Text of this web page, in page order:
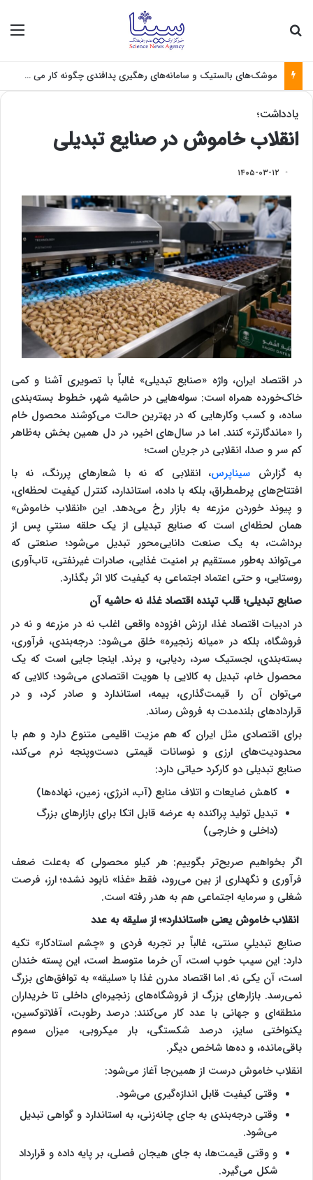
موشک‌های بالستیک و سامانه‌های رهگیری پدافندی چگونه کار می کنند؟
یادداشت؛
انقلاب خاموش در صنایع تبدیلی
۱۴۰۵-۰۳-۱۲
در اقتصاد ایران، واژه «صنایع تبدیلی» غالباً با تصویری آشنا و کمی
خاک‌خورده همراه است: سوله‌هایی در حاشیه شهر، خطوط بسته‌بندی
ساده، و کسب ‌وکارهایی که در بهترین حالت می‌کوشند محصول خام
را «ماندگارتر» کنند. اما در سال‌های اخیر، در دل همین بخش به‌ظاهر
کم ‌سر و صدا، انقلابی در جریان است؛
به گزارش سیناپرس، انقلابی که نه با شعارهای پررنگ، نه با
افتتاح‌های پرطمطراق، بلکه با داده، استاندارد، کنترل کیفیت لحظه‌ای،
و پیوند خوردن مزرعه به بازار رخ می‌دهد. این «انقلاب خاموش»
همان لحظه‌ای است که صنایع تبدیلی از یک حلقه سنتیِ پس از
برداشت، به یک صنعت دانایی‌محور تبدیل می‌شود؛ صنعتی که
می‌تواند به‌طور مستقیم بر امنیت غذایی، صادرات غیرنفتی، تاب‌آوری
روستایی، و حتی اعتماد اجتماعی به کیفیت کالا اثر بگذارد.
صنایع تبدیلی؛ قلب تپنده اقتصاد غذا، نه حاشیه آن
در ادبیات اقتصاد غذا، ارزش افزوده واقعی اغلب نه در مزرعه و نه در
فروشگاه، بلکه در «میانه زنجیره» خلق می‌شود: درجه‌بندی، فرآوری،
بسته‌بندی، لجستیک سرد، ردیابی، و برند. اینجا جایی است که یک
محصول خام، تبدیل به کالایی با هویت اقتصادی می‌شود؛ کالایی که
می‌توان آن را قیمت‌گذاری، بیمه، استاندارد و صادر کرد، و در
قراردادهای بلندمدت به فروش رساند.
برای اقتصادی مثل ایران که هم مزیت اقلیمی متنوع دارد و هم با
محدودیت‌های ارزی و نوسانات قیمتی دست‌وپنجه نرم می‌کند،
صنایع تبدیلی دو کارکرد حیاتی دارد:
کاهش ضایعات و اتلاف منابع (آب، انرژی، زمین، نهاده‌ها)
تبدیل تولید پراکنده به عرضه قابل اتکا برای بازارهای بزرگ
(داخلی و خارجی)
اگر بخواهیم صریح‌تر بگوییم: هر کیلو محصولی که به‌علت ضعف
فرآوری و نگهداری از بین می‌رود، فقط «غذا» نابود نشده؛ ارز، فرصت
شغلی و سرمایه اجتماعی هم به هدر رفته است.
انقلاب خاموش یعنی «استاندارد»؛ از سلیقه به عدد
صنایع تبدیلیِ سنتی، غالباً بر تجربه فردی و «چشم استادکار» تکیه
دارد: این سیب خوب است، آن خرما متوسط است، این پسته خندان
است، آن یکی نه. اما اقتصاد مدرن غذا با «سلیقه» به توافق‌های بزرگ
نمی‌رسد. بازارهای بزرگ از فروشگاه‌های زنجیره‌ای داخلی تا خریداران
منطقه‌ای و جهانی با عدد کار می‌کنند: درصد رطوبت، آفلاتوکسین،
یکنواختی سایز، درصد شکستگی، بار میکروبی، میزان سموم
باقی‌مانده، و ده‌ها شاخص دیگر.
انقلاب خاموش درست از همین‌جا آغاز می‌شود:
وقتی کیفیت قابل اندازه‌گیری می‌شود.
وقتی درجه‌بندی به جای چانه‌زنی، به استاندارد و گواهی تبدیل
می‌شود.
و وقتی قیمت‌ها، به جای هیجان فصلی، بر پایه داده و قرارداد
شکل می‌گیرد.